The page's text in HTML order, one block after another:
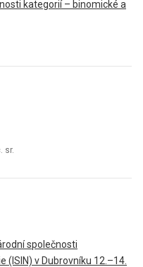
kategorií – binomické a
sr.
společnosti
v Dubrovníku 12.–14.